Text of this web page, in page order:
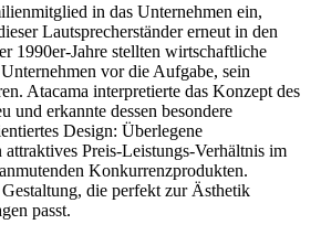
in das Unternehmen ein,
Lautsprecherständer erneut in den
1990er-Jahre stellten wirtschaftliche
vor die Aufgabe, sein
Atacama interpretierte das Konzept des
und erkannte dessen besondere
Design: Überlegene
Preis-Leistungs-Verhältnis im
Konkurrenzprodukten.
die perfekt zur Ästhetik
passt.